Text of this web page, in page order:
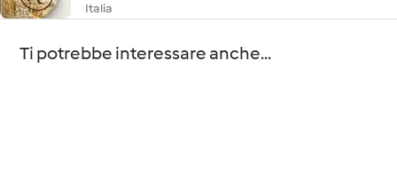
Italia
Ti potrebbe interessare anche...